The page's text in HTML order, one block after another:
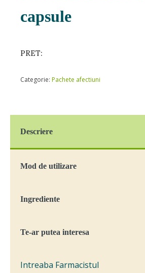
capsule
PRET:
Categorie: Pachete afectiuni
Descriere
Mod de utilizare
Ingrediente
Te-ar putea interesa
Intreaba Farmacistul